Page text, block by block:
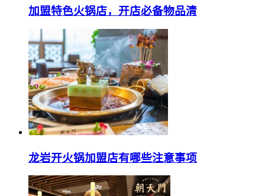
加盟特色火锅店，开店必备物品清
龙岩开火锅加盟店有哪些注意事项